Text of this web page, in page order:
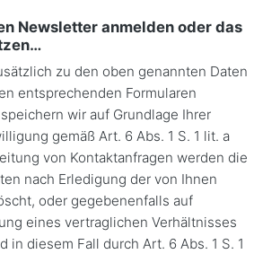
Newsletter anmelden oder das
zu den oben genannten Daten
entsprechenden Formularen
wir auf Grundlage Ihrer
gemäß Art. 6 Abs. 1 S. 1 lit. a
von Kontaktanfragen werden die
nach Erledigung der von Ihnen
oder gegebenenfalls auf
eines vertraglichen Verhältnisses
in diesem Fall durch Art. 6 Abs. 1 S. 1